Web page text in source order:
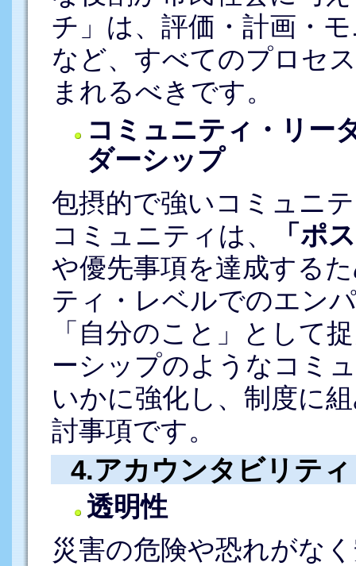
チ」は、評価・計画・
など、すべてのプロセ
まれるべきです。
コミュニティ・リー
ダーシップ
包摂的で強いコミュニ
コミュニティは、
「ポ
や優先事項を達成する
ティ・レベルでのエン
「自分のこと」として
ーシップのようなコミ
いかに強化し、制度に
討事項です。
4.アカウンタビリテ
透明性
災害の危険や恐れがな